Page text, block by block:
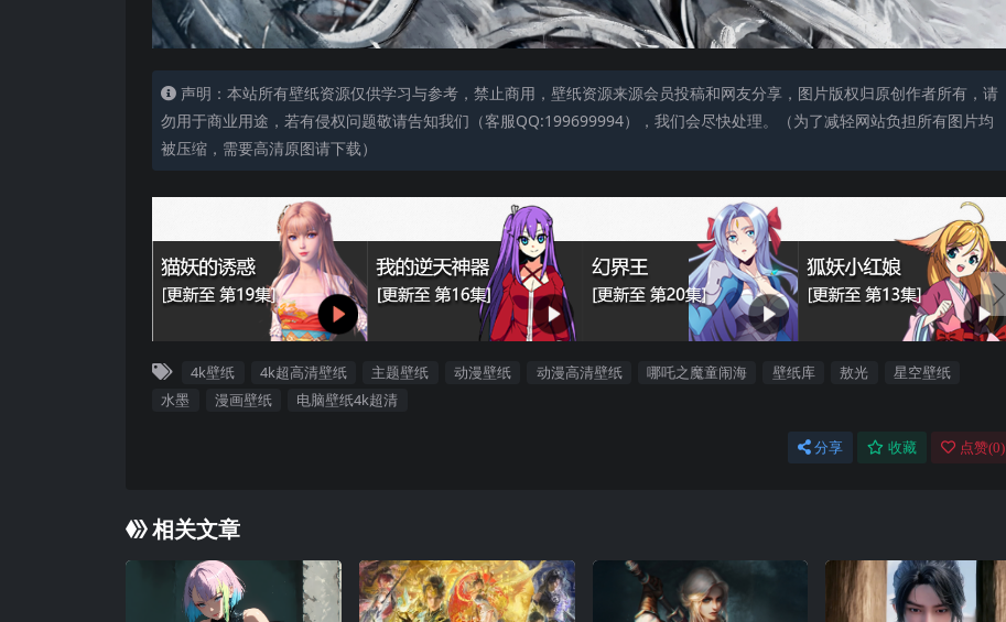
声明：本站所有壁纸资源仅供学习与参考，禁止商用，壁纸资源来源会员投稿和网友分享，图片版权归原创作者所有，请
勿用于商业用途，若有侵权问题敬请告知我们（客服QQ:199699994），我们会尽快处理。（为了减轻网站负担所有图片均
被压缩，需要高清原图请下载）
4k壁纸 4k超高清壁纸 主题壁纸 动漫壁纸 动漫高清壁纸 哪吒之魔童闹海 壁纸库 敖光
星空壁纸
水墨
漫画壁纸 电脑壁纸4k超清
分享 收藏 点赞(0)
相关文章